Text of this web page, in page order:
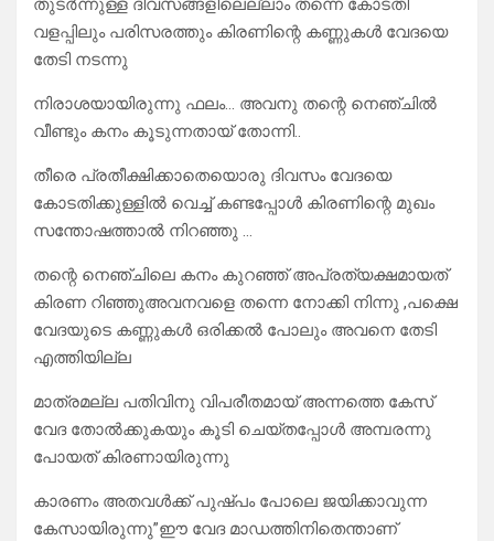
തുടർന്നുള്ള ദിവസങ്ങളിലെല്ലാം തന്നെ കോടതി
വളപ്പിലും പരിസരത്തും കിരണിന്റെ കണ്ണുകൾ വേദയെ
തേടി നടന്നു
നിരാശയായിരുന്നു ഫലം… അവനു തന്റെ നെഞ്ചിൽ
വീണ്ടും കനം കൂടുന്നതായ് തോന്നി..
തീരെ പ്രതീക്ഷിക്കാതെയൊരു ദിവസം വേദയെ
കോടതിക്കുള്ളിൽ വെച്ച് കണ്ടപ്പോൾ കിരണിന്റെ മുഖം
സന്തോഷത്താൽ നിറഞ്ഞു …
തന്റെ നെഞ്ചിലെ കനം കുറഞ്ഞ് അപ്രത്യക്ഷമായത്
കിരണ റിഞ്ഞുഅവനവളെ തന്നെ നോക്കി നിന്നു ,പക്ഷെ
വേദയുടെ കണ്ണുകൾ ഒരിക്കൽ പോലും അവനെ തേടി
എത്തിയില്ല
മാത്രമല്ല പതിവിനു വിപരീതമായ് അന്നത്തെ കേസ്
വേദ തോൽക്കുകയും കൂടി ചെയ്തപ്പോൾ അമ്പരന്നു
പോയത് കിരണായിരുന്നു
കാരണം അതവൾക്ക് പുഷ്പം പോലെ ജയിക്കാവുന്ന
കേസായിരുന്നു”ഈ വേദ മാഡത്തിനിതെന്താണ്